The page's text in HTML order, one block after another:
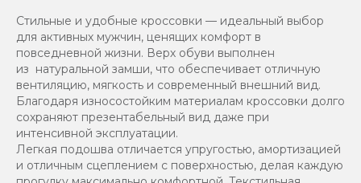
Стильные и удобные кроссовки — идеальный выбор
для активных мужчин, ценящих комфорт в
повседневной жизни. Верх обуви выполнен
из натуральной замши, что обеспечивает отличную
вентиляцию, мягкость и современный внешний вид.
Благодаря износостойким материалам кроссовки долго
сохраняют презентабельный вид даже при
интенсивной эксплуатации.
Легкая подошва отличается упругостью, амортизацией
и отличным сцеплением с поверхностью, делая каждую